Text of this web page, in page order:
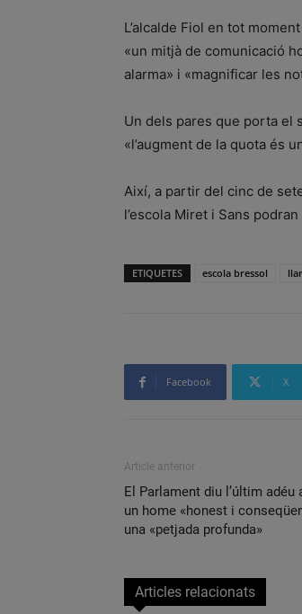
L’alcalde Fiol en tot
«un mitjà de comunicació
alarma» i «magnificar les
Un dels pares que porta el
«l’augment de la quota és
Així, a partir del cinc de
l’escola Miret i Sans
ETIQUETES escola bressol
Facebook X
Article anterior
El Parlament diu l’últim adéu
un home «honest i
una «petjada profunda»
Articles relacionats